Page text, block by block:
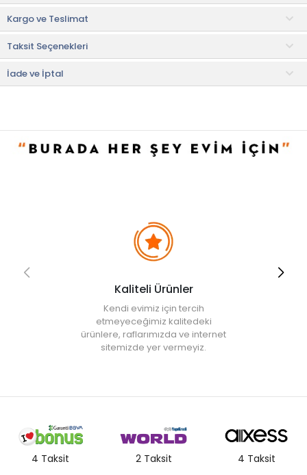
Kullanım ve Bakım Bilgileri
• Bulaşık makinesinde yıkanabilir.
• Not: Bu fiyat perakende satışlar için belirlenmiştir. Toplu alımlar
Evidea tarafından incelenecek ve uygun bulunmayan siparişler
iptal edilecektir.
• " Ürün görsellerinde ışık, ortam ve dijital düzenlemelere bağlı
Kargo ve Teslimat
Taksit Seçenekleri
İade ve İptal
Kaliteli Ürünler
Kendi evimiz için tercih
etmeyeceğimiz kalitedeki
ürünlere, raflarımızda ve internet
sitemizde yer vermeyiz.
4 Taksit 2 Taksit 4 Taksit